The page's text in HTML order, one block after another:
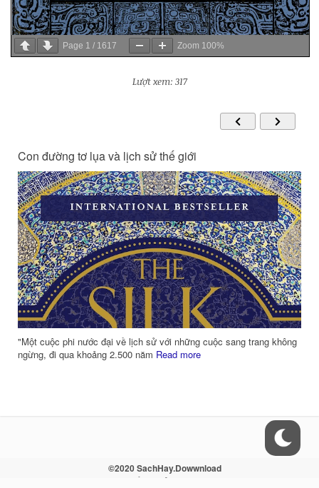
Page 1 / 1617 Zoom 100%
Lượt xem: 317
Tứ Thư Lãnh Đạo - Thuật Quản Trị
Từ ngàn xưa, người phương Đông luôn quan niệm rằng: Người lãnh
đạo nhất thiết phải hội tụ “thuật lãnhRead more
©2020 SachHay.Dowwnload
Liên hệ - Điều khoản - Sitemap - RSS